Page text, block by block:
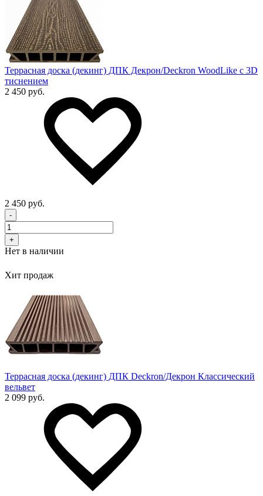
Террасная доска (декинг) ДПК Декрон/Deckron WoodLike с 3D
тиснением
2 450 руб.
2 450 руб.
-
+
Нет в наличии
Хит продаж
Террасная доска (декинг) ДПК Deckron/Декрон Классический
вельвет
2 099 руб.